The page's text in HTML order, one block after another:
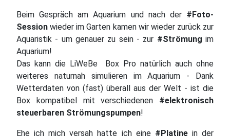
Beim Gespräch am Aquarium und nach der #Foto-
Session wieder im Garten kamen wir wieder zurück zur
Aquaristik - um genauer zu sein - zur #Strömung im
Aquarium!
Das kann die LiWeBe Box Pro natürlich auch ohne
weiteres naturnah simulieren im Aquarium - Dank
Wetterdaten von (fast) überall aus der Welt - ist die
Box kompatibel mit verschiedenen #elektronisch
steuerbaren Strömungspumpen!
Ehe ich mich versah hatte ich eine #Platinein der